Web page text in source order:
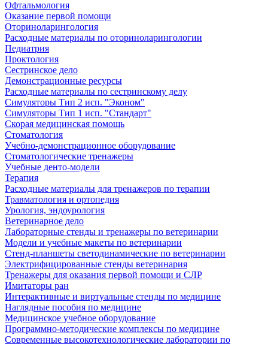
Офтальмология
Оказание первой помощи
Оториноларингология
Расходные материалы по оториноларингологии
Педиатрия
Проктология
Сестринское дело
Демонстрационные ресурсы
Расходные материалы по сестринскому делу
Симуляторы Тип 2 исп. "Эконом"
Симуляторы Тип 1 исп. "Стандарт"
Скорая медицинская помощь
Стоматология
Учебно-демонстрационное оборудование
Стоматологические тренажеры
Учебные денто-модели
Терапия
Расходные материалы для тренажеров по терапии
Травматология и ортопедия
Урология, эндоурология
Ветеринарное дело
Лабораторные стенды и тренажеры по ветеринарии
Модели и учебные макеты по ветеринарии
Стенд-планшеты светодинамические по ветеринарии
Электрифицированные стенды ветеринария
Тренажеры для оказания первой помощи и СЛР
Имитаторы ран
Интерактивные и виртуальные стенды по медицине
Наглядные пособия по медицине
Медицинское учебное оборудование
Программно-методические комплексы по медицине
Современные высокотехнологические лаборатории по